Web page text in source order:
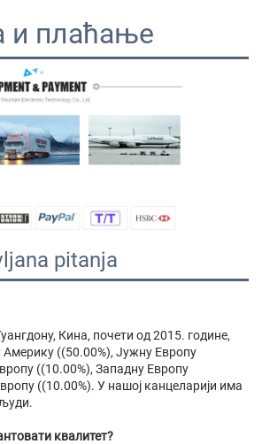
и плаћање
pitanja
Кина, почети од 2015. године,
Америку ((50.00%), Јужну Европу
((10.00%), Западну Европу
((10.00%). У нашој канцеларији има
квалитет?